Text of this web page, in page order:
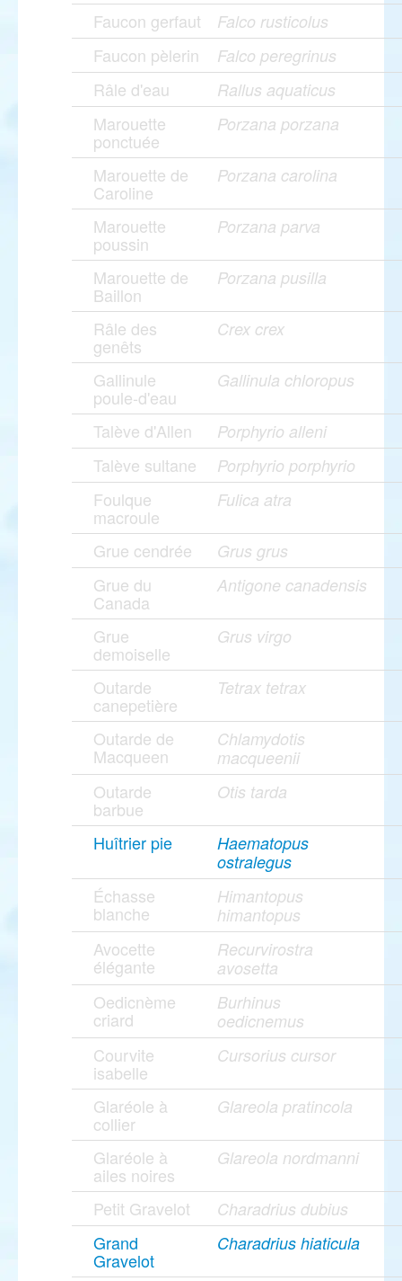
Faucon gerfaut Falco rusticolus
Faucon pèlerin Falco peregrinus
Râle d'eau Rallus aquaticus
Marouette
ponctuée
Porzana porzana
Marouette de
Caroline
Porzana carolina
Marouette
poussin
Porzana parva
Marouette de
Baillon
Porzana pusilla
Râle des
genêts
Crex crex
Gallinule
poule-d'eau
Gallinula chloropus
Talève d'Allen Porphyrio alleni
Talève sultane Porphyrio porphyrio
Foulque
macroule
Fulica atra
Grue cendrée Grus grus
Grue du
Canada
Antigone canadensis
Grue
demoiselle
Grus virgo
Outarde
canepetière
Tetrax tetrax
Outarde de
Macqueen
Chlamydotis
macqueenii
Outarde
barbue
Otis tarda
Huîtrier pie
Haematopus
ostralegus
Échasse
blanche
Himantopus
himantopus
Avocette
élégante
Recurvirostra
avosetta
Oedicnème
criard
Burhinus
oedicnemus
Courvite
isabelle
Cursorius cursor
Glaréole à
collier
Glareola pratincola
Glaréole à
ailes noires
Glareola nordmanni
Petit Gravelot Charadrius dubius
Grand
Gravelot
Charadrius hiaticula